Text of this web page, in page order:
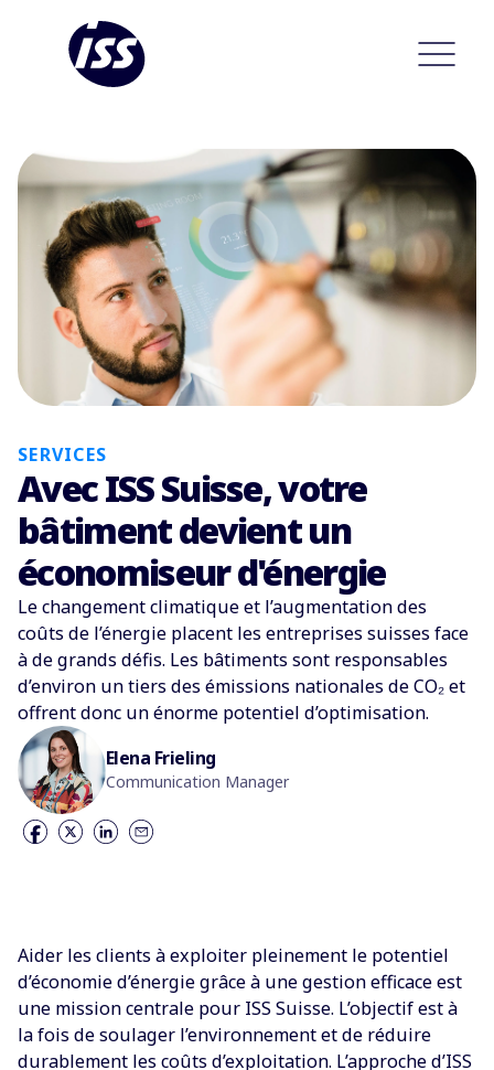
SERVICES
Avec ISS Suisse, votre
bâtiment devient un
économiseur d'énergie
Le changement climatique et l’augmentation des
coûts de l’énergie placent les entreprises suisses face
à de grands défis. Les bâtiments sont responsables
d’environ un tiers des émissions nationales de CO₂ et
offrent donc un énorme potentiel d’optimisation.
Elena Frieling
Communication Manager
Aider les clients à exploiter pleinement le potentiel
d’économie d’énergie grâce à une gestion efficace est
une mission centrale pour ISS Suisse. L’objectif est à
la fois de soulager l’environnement et de réduire
durablement les coûts d’exploitation. L’approche d’ISS